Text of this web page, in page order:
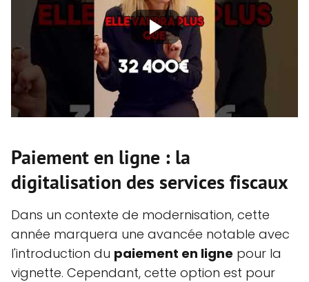
Paiement en ligne : la
digitalisation des services fiscaux
Dans un contexte de modernisation, cette
année marquera une avancée notable avec
l'introduction du paiement en ligne pour la
vignette. Cependant, cette option est pour